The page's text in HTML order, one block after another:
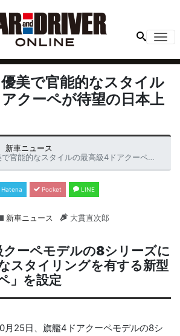
美で官能的なスタイル
クーペが待望の日本上
新車ニュース
的なスタイルの最高級4ドアクーペが待望の日本上陸！
Hatena Pocket LINE
新車ニュース 大貫直次郎
ーペモデルの8シリーズに
スタイリングを有する新型
」を設定
25日、旗艦4ドアクーペモデルの8シ